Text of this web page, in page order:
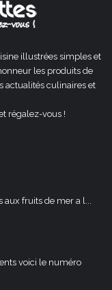
illustrées simples et
les produits de
actualités culinaires et
régalez-vous !
fruits de mer a l...
voici le numéro